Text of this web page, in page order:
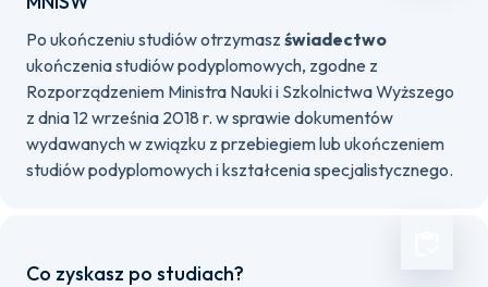
Po ukończeniu studiów otrzymasz świadectwo
ukończenia studiów podyplomowych, zgodne z
Rozporządzeniem Ministra Nauki i Szkolnictwa Wyższego
z dnia 12 września 2018 r. w sprawie dokumentów
wydawanych w związku z przebiegiem lub ukończeniem
studiów podyplomowych i kształcenia specjalistycznego.
Co zyskasz po studiach?